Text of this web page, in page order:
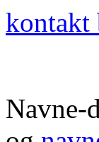
kontakt
Navne-